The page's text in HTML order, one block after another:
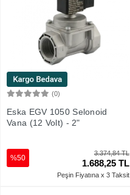
(0)
Eska EGV 1050 Selonoid
Vana (12 Volt) - 2"
3.374,84 TL
1.688,25 TL
%50
Peşin Fiyatına x 3 Taksit